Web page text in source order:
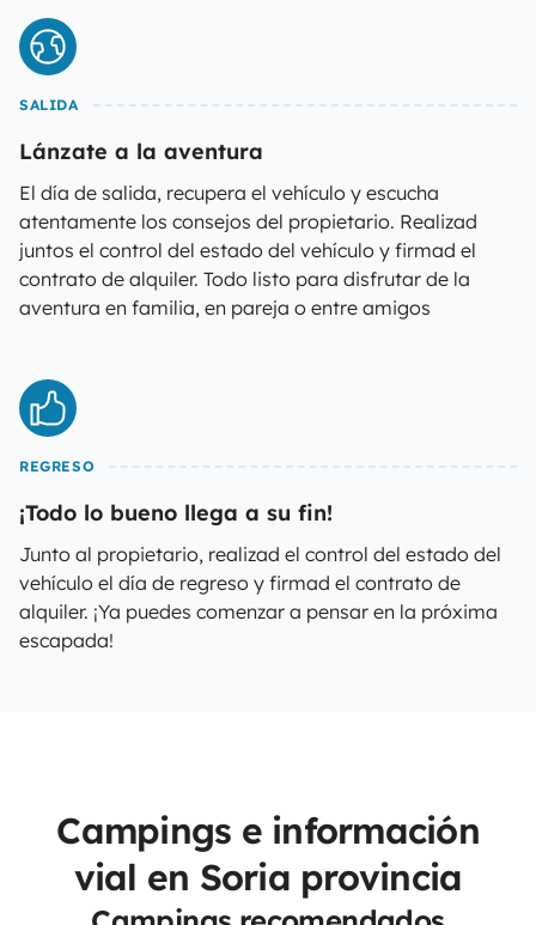
SALIDA
Lánzate a la aventura
El día de salida, recupera el vehículo y escucha
atentamente los consejos del propietario. Realizad
juntos el control del estado del vehículo y firmad el
contrato de alquiler. Todo listo para disfrutar de la
aventura en familia, en pareja o entre amigos
REGRESO
¡Todo lo bueno llega a su fin!
Junto al propietario, realizad el control del estado del
vehículo el día de regreso y firmad el contrato de
alquiler. ¡Ya puedes comenzar a pensar en la próxima
escapada!
Campings e información
vial en Soria provincia